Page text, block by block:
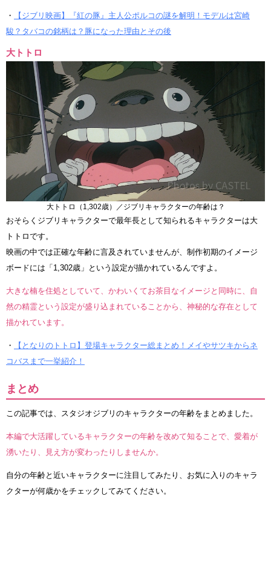
・
【ジブリ映画】『紅の豚』主人公ポルコの謎を解明！モデルは宮崎
駿？タバコの銘柄は？豚になった理由とその後
大トトロ
大トトロ（1,302歳）／ジブリキャラクターの年齢は？
おそらくジブリキャラクターで最年長として知られるキャラクターは大
トトロです。
映画の中では正確な年齢に言及されていませんが、制作初期のイメージ
ボードには「1,302歳」という設定が描かれているんですよ。
大きな楠を住処としていて、かわいくてお茶目なイメージと同時に、自
然の精霊という設定が盛り込まれていることから、神秘的な存在として
描かれています。
・
【となりのトトロ】登場キャラクター総まとめ！メイやサツキからネ
コバスまで一挙紹介！
まとめ
この記事では、スタジオジブリのキャラクターの年齢をまとめました。
本編で大活躍しているキャラクターの年齢を改めて知ることで、愛着が
湧いたり、見え方が変わったりしませんか。
自分の年齢と近いキャラクターに注目してみたり、お気に入りのキャラ
クターが何歳かをチェックしてみてください。